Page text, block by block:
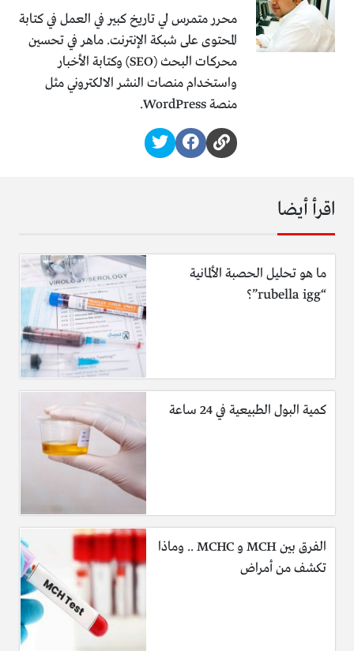
محرر متمرس لي تاريخ كبير في العمل في كتابة
المحتوى على شبكة الإنترنت. ماهر في تحسين
محركات البحث (SEO) وكتابة الأخبار
واستخدام منصات النشر الالكتروني مثل
منصة WordPress.
اقرأ أيضا
ما هو تحليل الحصبة الألمانية
“rubella igg”؟
كمية البول الطبيعية في 24 ساعة
الفرق بين MCH و MCHC .. وماذا
تكشف من أمراض